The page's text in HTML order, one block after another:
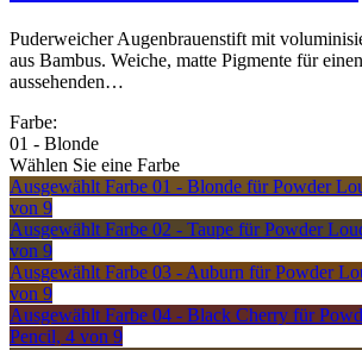
Puderweicher Augenbrauenstift mit
aus Bambus. Weiche, matte Pigmente für
aussehenden…
Farbe:
01 - Blonde
Wählen Sie eine Farbe
Ausgewählt Farbe 01 - Blonde für Powder
von 9
Ausgewählt Farbe 02 - Taupe für Powder
von 9
Ausgewählt Farbe 03 - Auburn für Powder
von 9
Ausgewählt Farbe 04 - Black Cherry für
Pencil, 4 von 9